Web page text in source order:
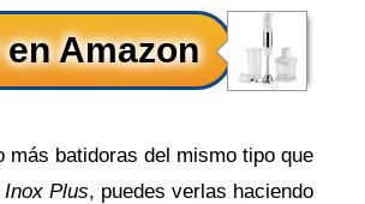
más batidoras del mismo tipo que
Inox Plus, puedes verlas haciendo